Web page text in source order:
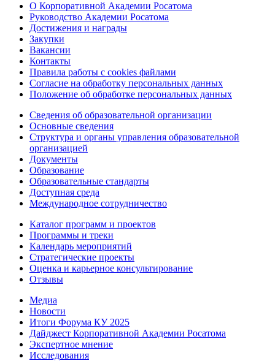
О Корпоративной Академии Росатома
Руководство Академии Росатома
Достижения и награды
Закупки
Вакансии
Контакты
Правила работы с cookies файлами
Согласие на обработку персональных данных
Положение об обработке персональных данных
Сведения об образовательной организации
Основные сведения
Структура и органы управления образовательной
организацией
Документы
Образование
Образовательные стандарты
Доступная среда
Международное сотрудничество
Каталог программ и проектов
Программы и треки
Календарь мероприятий
Стратегические проекты
Оценка и карьерное консультирование
Отзывы
Медиа
Новости
Итоги Форума КУ 2025
Дайджест Корпоративной Академии Росатома
Экспертное мнение
Исследования